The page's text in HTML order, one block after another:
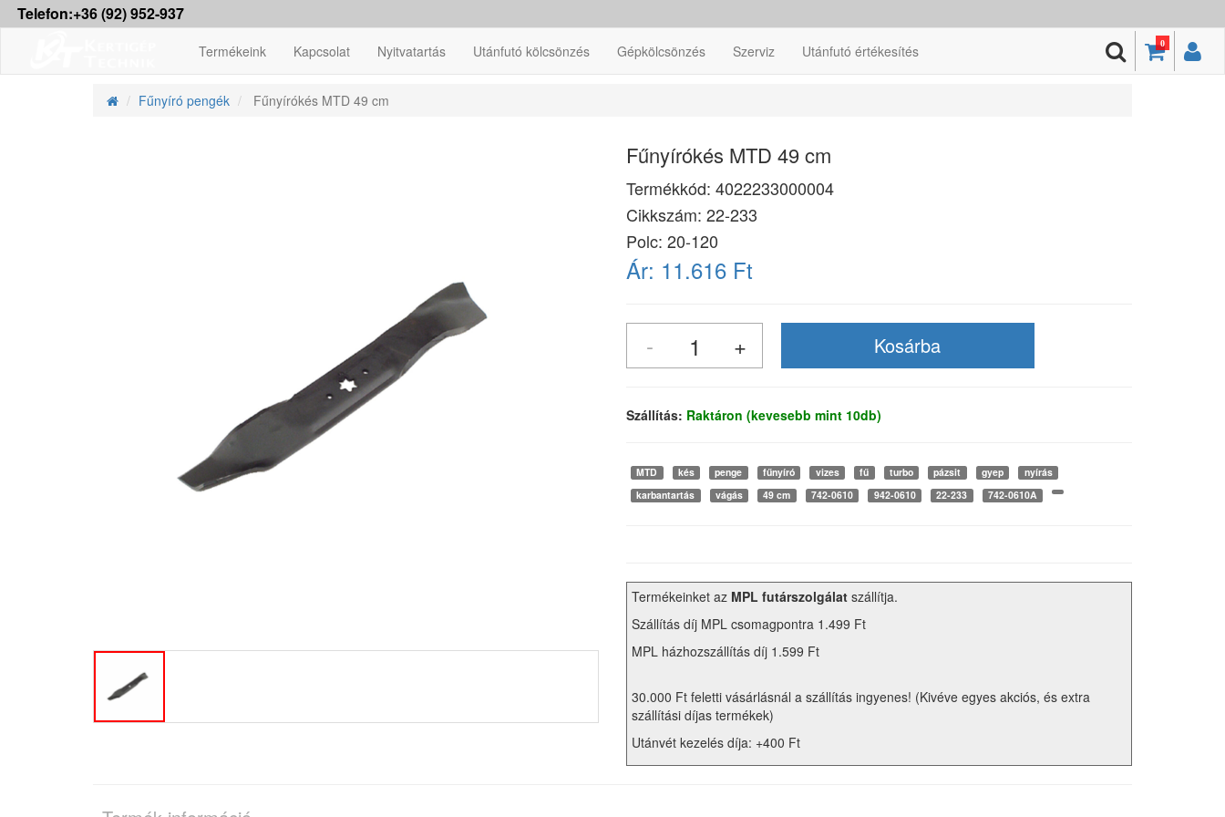
Telefon:+36 (92) 952-937
0
Termékeink Kapcsolat Nyitvatartás Utánfutó kölcsönzés Gépkölcsönzés Szerviz Utánfutó értékesítés
Fűnyíró pengék Fűnyírókés MTD 49 cm
Fűnyírókés MTD 49 cm
Termékkód: 4022233000004
Cikkszám: 22-233
Polc: 20-120
Ár: 11.616 Ft
Szállítás: Raktáron (kevesebb mint 10db)
MTD kés penge fűnyíró vizes fű turbo pázsit gyep
nyírás
karbantartás
vágás 49 cm 742-0610 942-0610 22-233 742-0610A
Termékeinket az MPL futárszolgálat szállítja.
Szállítás díj MPL csomagpontra 1.499 Ft
MPL házhozszállítás díj 1.599 Ft
30.000 Ft feletti vásárlásnál a szállítás ingyenes! (Kivéve egyes akciós, és extra
szállítási díjas termékek)
Utánvét kezelés díja: +400 Ft